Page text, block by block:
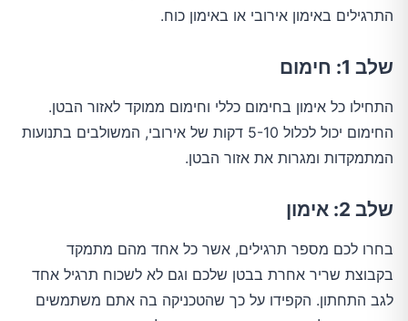
התרגילים באימון אירובי או באימון כוח.
שלב 1: חימום
התחילו כל אימון בחימום כללי וחימום ממוקד לאזור הבטן.
החימום יכול לכלול 5-10 דקות של אירובי, המשולבים בתנועות
המתמקדות ומגרות את אזור הבטן.
שלב 2: אימון
בחרו לכם מספר תרגילים, אשר כל אחד מהם מתמקד
בקבוצת שריר אחרת בבטן שלכם וגם לא לשכוח תרגיל אחד
לגב התחתון. הקפידו על כך שהטכניקה בה אתם משתמשים